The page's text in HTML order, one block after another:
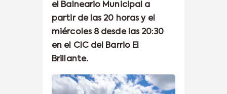
el Balneario Municipal a
partir de las 20 horas y el
miércoles 8 desde las 20:30
en el CIC del Barrio El
Brillante.